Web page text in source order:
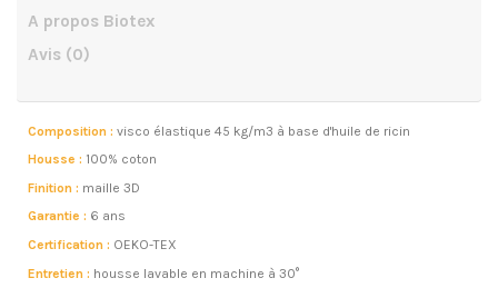
A propos Biotex
Avis (0)
Composition : visco élastique 45 kg/m3 à base d'huile de ricin
Housse : 100% coton
Finition : maille 3D
Garantie : 6 ans
Certification : OEKO-TEX
Entretien : housse lavable en machine à 30°